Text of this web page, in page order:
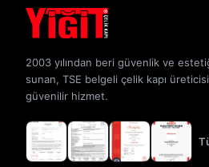
2003 yılından beri güvenlik ve
sunan, TSE belgeli çelik kapı
güvenilir hizmet.